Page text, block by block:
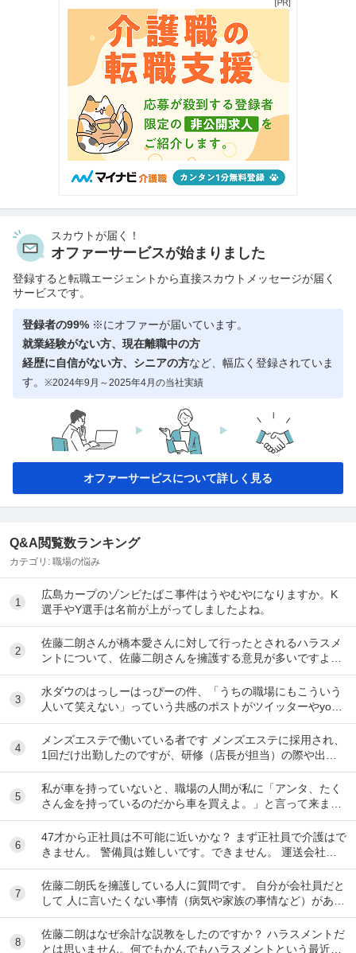
スカウトが届く！
オファーサービスが始まりました
登録すると転職エージェントから直接スカウトメッセージが届く
サービスです。
登録者の99% ※にオファーが届いています。
就業経験がない方、現在離職中の方
経歴に自信がない方、シニアの方など、幅広く登録されていま
す。 ※2024年9月～2025年4月の当社実績
オファーサービスについて詳しく見る
Q&A閲覧数ランキング
カテゴリ: 職場の悩み
1
広島カープのゾンビたばこ事件はうやむやになりますか。K
選手やY選手は名前が上がってしましたよね。
2
佐藤二朗さんが橋本愛さんに対して行ったとされるハラスメ
ントについて、佐藤二朗さんを擁護する意見が多いですよ
ね。 これは極端に言えば、 「ハラスメントでは...
3
水ダウのはっしーはっぴーの件、「うちの職場にもこういう
人いて笑えない」っていう共感のポストがツイッターやyout
ubeのコメント欄に多すぎてそっちに驚いて...
4
メンズエステで働いている者です メンズエステに採用され、
1回だけ出勤したのですが、研修（店長が担当）の際や出勤
時に「元々デリをやっていたなら」という理由で...
5
私が車を持っていないと、職場の人間が私に「アンタ、たく
さん金を持っているのだから車を買えよ。」と言って来ま
す。 でも なんで しんどい思いをして働いた金で...
6
47才から正社員は不可能に近いかな？ まず正社員で介護はで
きません。 警備員は難しいです。できません。 運送会社の
運転手は無理です。できません 過去にうつ...
7
佐藤二朗氏を擁護している人に質問です。 自分が会社員だと
して 人に言いたくない事情（病気や家族の事情など）があ
り、上司や総務等に相談した結果、仕事内容を...
8
佐藤二朗はなぜ余計な説教をしたのですか？ ハラスメントだ
とは思いません。何でもかんでもハラスメントという最近の